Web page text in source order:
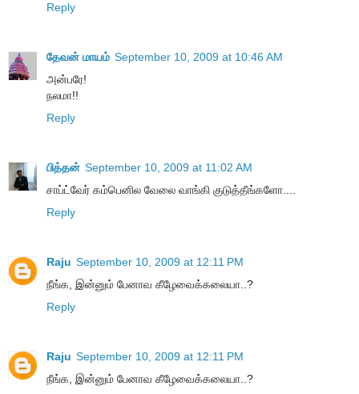
Reply
தேவன் மாயம் September 10, 2009 at 10:46 AM
அன்பரே!
நலமா!!
Reply
பித்தன் September 10, 2009 at 11:02 AM
சாப்ட்வேர் கம்பெனில வேலை வாங்கி குடுத்தீங்களோ....
Reply
Raju September 10, 2009 at 12:11 PM
நீங்க, இன்னும் பேனாவ கீழேவைக்கலையா..?
Reply
Raju September 10, 2009 at 12:11 PM
நீங்க, இன்னும் பேனாவ கீழேவைக்கலையா..?